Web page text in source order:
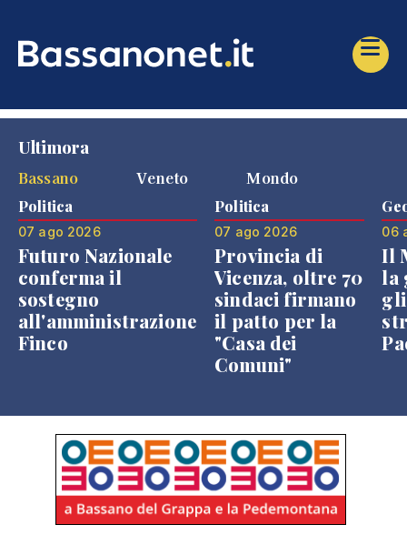
Ultimora
Bassano
Veneto Mondo
Politica
07 ago 2026
Futuro Nazionale
conferma il
sostegno
all'amministrazione
Finco
Politica
07 ago 2026
Provincia di
Vicenza, oltre 70
sindaci firmano
il patto per la
"Casa dei
Comuni"
06
Il
la